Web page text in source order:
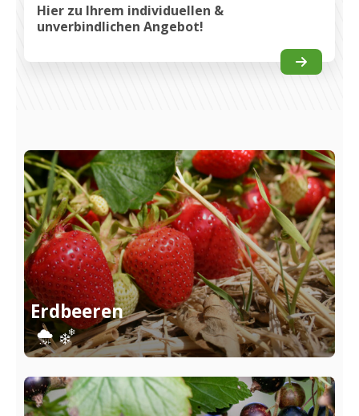
Hier zu Ihrem individuellen &
unverbindlichen Angebot!
Erdbeeren